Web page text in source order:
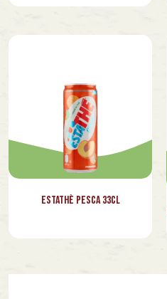
Estathè Pesca 33cl